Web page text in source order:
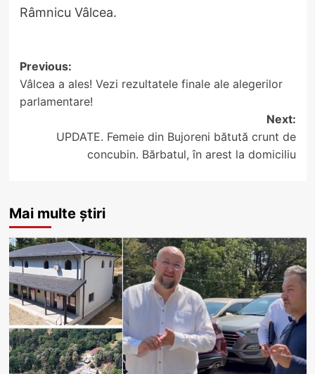
Râmnicu Vâlcea.
Post
navigation
Previous:
Vâlcea a ales! Vezi rezultatele finale ale alegerilor
parlamentare!
Next:
UPDATE. Femeie din Bujoreni bătută crunt de
concubin. Bărbatul, în arest la domiciliu
Mai multe știri